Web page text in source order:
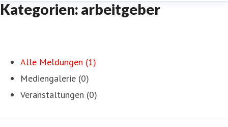
Kategorien: arbeitgeber
Alle Meldungen (1)
Mediengalerie (0)
Veranstaltungen (0)